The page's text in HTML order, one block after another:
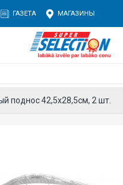
ГАЗЕТА МАГАЗИНЫ
поднос 42,5х28,5см, 2 шт.